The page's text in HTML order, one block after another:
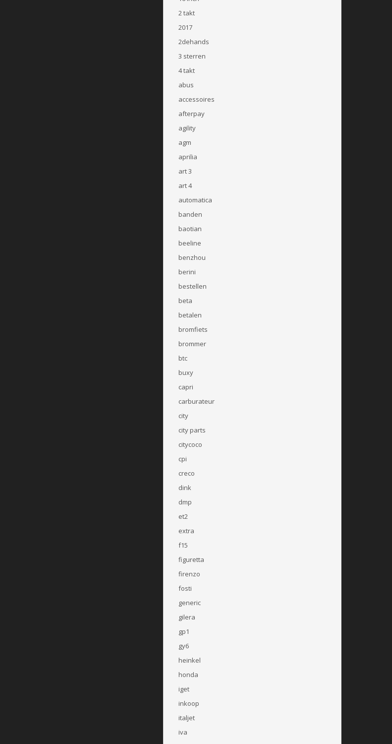
2 takt
2017
2dehands
3 sterren
4 takt
abus
accessoires
afterpay
agility
agm
aprilia
art 3
art 4
automatica
banden
baotian
beeline
benzhou
berini
bestellen
beta
betalen
bromfiets
brommer
btc
buxy
capri
carburateur
city
city parts
citycoco
cpi
creco
dink
dmp
et2
extra
f15
figuretta
firenzo
fosti
generic
gilera
gp1
gy6
heinkel
honda
iget
inkoop
italjet
iva